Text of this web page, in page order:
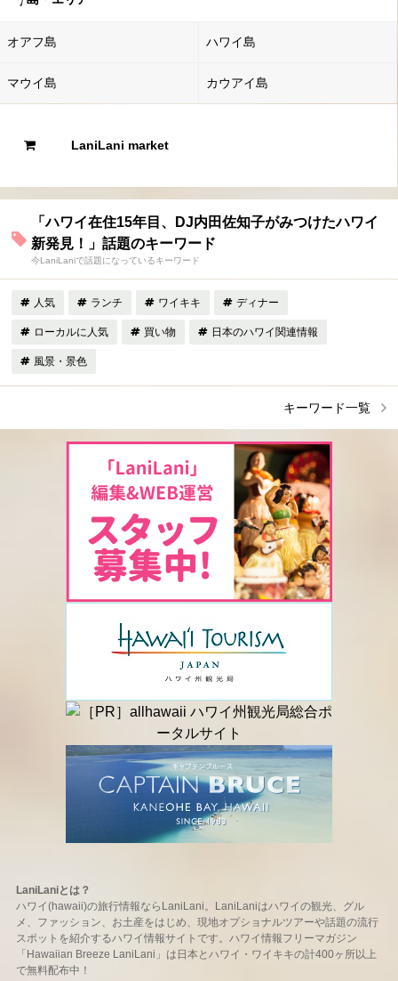
オアフ島 ハワイ島
マウイ島 カウアイ島
LaniLani market
「ハワイ在住15年目、DJ内田佐知子がみつけたハワイ
新発見！」話題のキーワード
今LaniLaniで話題になっているキーワード
人気 ランチ ワイキキ ディナー
ローカルに人気 買い物 日本のハワイ関連情報
風景・景色
キーワード一覧
LaniLaniとは？
ハワイ(hawaii)の旅行情報ならLaniLani。LaniLaniはハワイの観光、グル
メ、ファッション、お土産をはじめ、現地オプショナルツアーや話題の流行
スポットを紹介するハワイ情報サイトです。ハワイ情報フリーマガジン
「Hawaiian Breeze LaniLani」は日本とハワイ・ワイキキの計400ヶ所以上
で無料配布中！